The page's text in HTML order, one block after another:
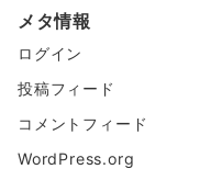
メタ情報
ログイン
投稿フィード
コメントフィード
WordPress.org